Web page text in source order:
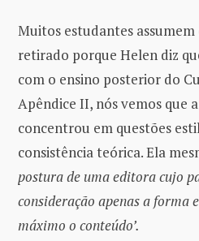
Muitos estudantes
retirado porque Helen diz
com o ensino posterior do
Apêndice II, nós vemos que
concentrou em questões
consistência teórica. Ela
postura de uma editora cujo
consideração apenas a forma
máximo o conteúdo’.